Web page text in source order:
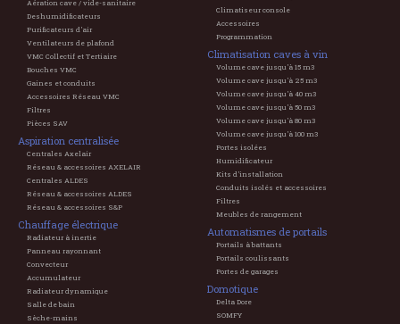
Aération cave / vide-sanitaire
Deshumidificateurs
Purificateurs d'air
Ventilateurs de plafond
VMC Collectif et Tertiaire
Bouches VMC
Gaines et conduits
Accessoires Réseau VMC
Filtres
Pièces SAV
Aspiration centralisée
Centrales Axelair
Réseau & accessoires AXELAIR
Centrales ALDES
Réseau & accessoires ALDES
Réseau & accessoires S&P
Chauffage électrique
Radiateur à inertie
Panneau rayonnant
Convecteur
Accumulateur
Radiateur dynamique
Salle de bain
Sèche-mains
Climatiseur console
Accessoires
Programmation
Climatisation caves à vin
Volume cave jusqu'à 15 m3
Volume cave jusqu'à 25 m3
Volume cave jusqu'à 40 m3
Volume cave jusqu'à 50 m3
Volume cave jusqu'à 80 m3
Volume cave jusqu'à 100 m3
Portes isolées
Humidificateur
Kits d'installation
Conduits isolés et accessoires
Filtres
Meubles de rangement
Automatismes de portails
Portails à battants
Portails coulissants
Portes de garages
Domotique
Delta Dore
SOMFY